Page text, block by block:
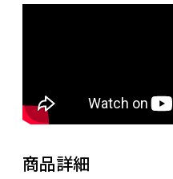
商品詳細